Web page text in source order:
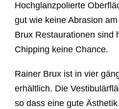
Hochglanzpolierte
gut wie keine Abrasion
Brux Restaurationen sind
Chipping keine Chance.
Rainer Brux ist in vier
erhältlich. Die
so dass eine gute